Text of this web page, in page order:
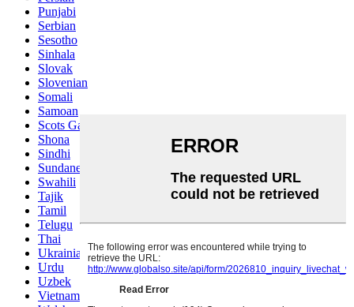
Punjabi
Serbian
Sesotho
Sinhala
Slovak
Slovenian
Somali
Samoan
Scots Gaelic
Shona
Sindhi
Sundanese
Swahili
Tajik
Tamil
Telugu
Thai
Ukrainian
Urdu
Uzbek
Vietnamese